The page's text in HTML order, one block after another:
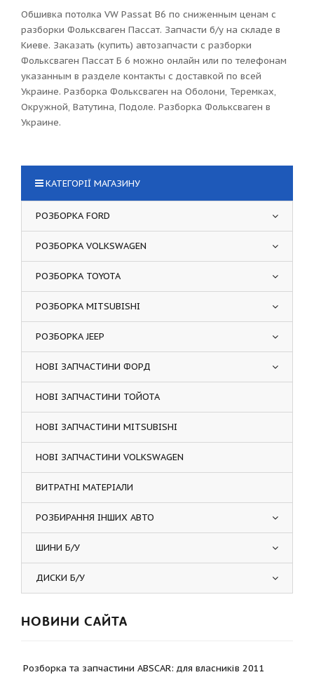
Обшивка потолка VW Passat B6 по сниженным ценам с
разборки Фольксваген Пассат. Запчасти б/у на складе в
Киеве. Заказать (купить) автозапчасти с разборки
Фольксваген Пассат Б 6 можно онлайн или по телефонам
указанным в разделе контакты с доставкой по всей
Украине. Разборка Фольксваген на Оболони, Теремках,
Окружной, Ватутина, Подоле. Разборка Фольксваген в
Украине.
КАТЕГОРІЇ МАГАЗИНУ
РОЗБОРКА FORD
РОЗБОРКА VOLKSWAGEN
РОЗБОРКА TOYOTA
РОЗБОРКА MITSUBISHI
РОЗБОРКА JEEP
НОВІ ЗАПЧАСТИНИ ФОРД
НОВІ ЗАПЧАСТИНИ ТОЙОТА
НОВІ ЗАПЧАСТИНИ MITSUBISHI
НОВІ ЗАПЧАСТИНИ VOLKSWAGEN
ВИТРАТНІ МАТЕРІАЛИ
РОЗБИРАННЯ ІНШИХ АВТО
ШИНИ Б/У
ДИСКИ Б/У
НОВИНИ САЙТА
Розборка та запчастини ABSCAR: для власників 2011